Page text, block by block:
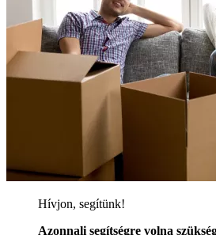
Hívjon, segítünk!
Azonnali segítségre volna